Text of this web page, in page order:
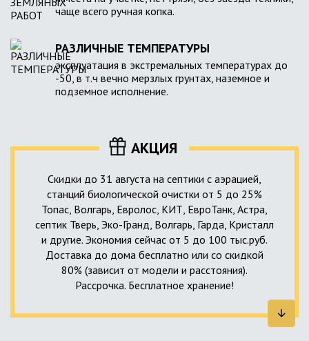
чаще всего ручная копка.
РАЗЛИЧНЫЕ ТЕМПЕРАТУРЫ
эксплуатация в экстремальных температурах до
-50, в т.ч вечно мерзлых грунтах, наземное и
подземное исполнение.
АКЦИЯ
Скидки до 31 августа на септики с аэрацией,
станций биологической очистки от 5 до 25%
Топас, Волгарь, Евролос, КИТ, ЕвроТанк, Астра,
септик Тверь, Эко-Гранд, Волгарь, Гарда, Кристалл
и другие. Экономия сейчас от 5 до 100 тыс.руб.
Доставка до дома бесплатно или со скидкой
80% (зависит от модели и расстояния).
Рассрочка. Бесплатное хранение!